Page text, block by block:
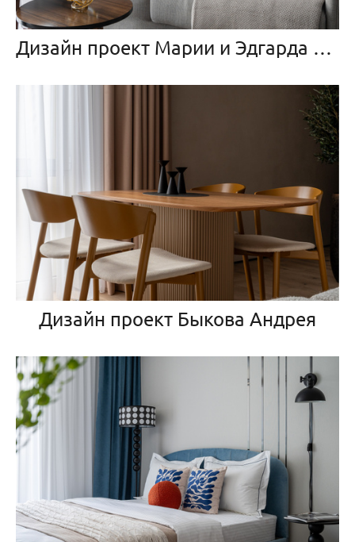
Дизайн проект Марии и Эдгарда Мухаметшины
Дизайн проект Быкова Андрея